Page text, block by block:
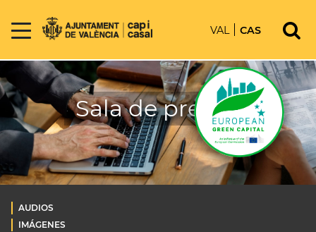
VAL CAS
Sala de prensa
AUDIOS
IMÁGENES